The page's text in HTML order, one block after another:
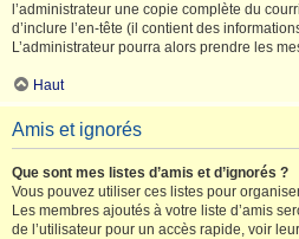
l’administrateur une copie complète du
d’inclure l’en-tête (il contient des
L’administrateur pourra alors prendre les
Haut
Amis et ignorés
Que sont mes listes d’amis et d’ignorés ?
Vous pouvez utiliser ces listes pour
Les membres ajoutés à votre liste d’amis
de l’utilisateur pour un accès rapide, voir